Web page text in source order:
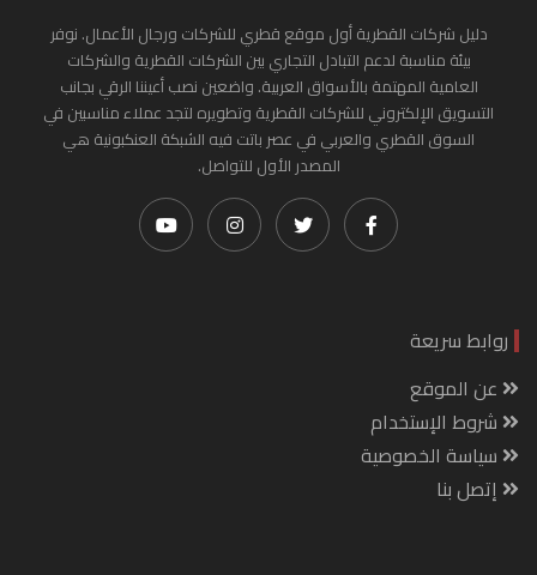
دليل شركات القطرية أول موقع قطري للشركات ورجال الأعمال. نوفر
بيئة مناسبة لدعم التبادل التجاري بين الشركات القطرية والشركات
العامية المهتمة بالأسواق العربية. واضعين نصب أعيننا الرقي بجانب
التسويق الإلكتروني للشركات القطرية وتطويره لتجد عملاء مناسبين في
السوق القطري والعربي في عصر باتت فيه الشبكة العنكبونية هي
المصدر الأول للتواصل.
روابط سريعة
عن الموقع
شروط الإستخدام
سياسة الخصوصية
إتصل بنا